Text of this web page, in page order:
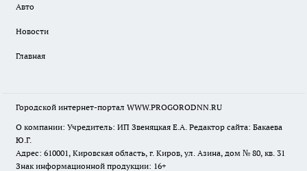
Авто
Новости
Главная
Городской интернет-портал WWW.PROGORODNN.RU
О компании: Учредитель: ИП Звеняцкая Е.А. Редактор сайта: Бакаева
Ю.Г.
Адрес: 610001, Кировская область, г. Киров, ул. Азина, дом № 80, кв. 31
Знак информационной продукции: 16+